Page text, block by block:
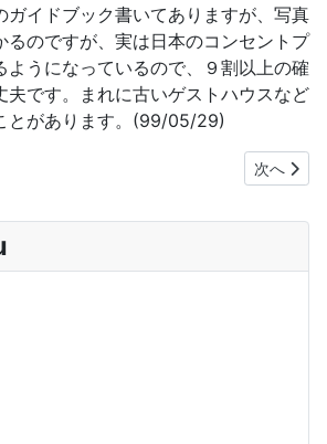
ガイドブック書いてありますが、写真
るのですが、実は日本のコンセントプ
ようになっているので、９割以上の確
夫です。まれに古いゲストハウスなど
とがあります。(99/05/29)
インターネットで収集するには 次の記事
次へ